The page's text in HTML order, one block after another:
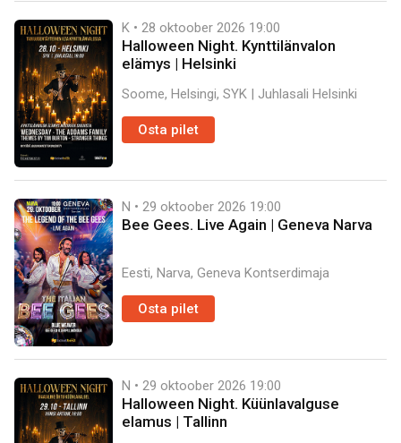
K • 28 oktoober 2026 19:00
Halloween Night. Kynttilänvalon
elämys | Helsinki
Soome, Helsingi, SYK | Juhlasali Helsinki
Osta pilet
N • 29 oktoober 2026 19:00
Bee Gees. Live Again | Geneva Narva
Eesti, Narva, Geneva Kontserdimaja
Osta pilet
N • 29 oktoober 2026 19:00
Halloween Night. Küünlavalguse
elamus | Tallinn